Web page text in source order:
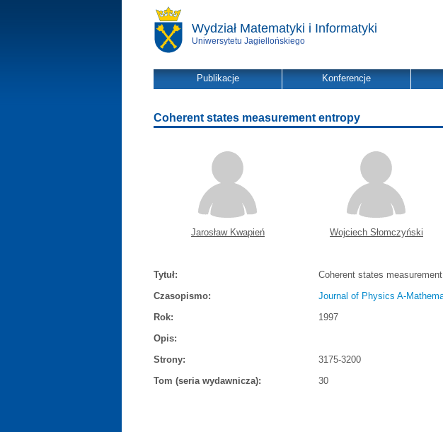
Wydział Matematyki i Informatyki
Uniwersytetu Jagiellońskiego
Publikacje Konferencje
Coherent states measurement entropy
Jarosław Kwapień Wojciech Słomczyński
Tytuł:
Coherent states
Czasopismo:
Journal of Physics A-
Rok:
1997
Opis:
Strony:
3175-3200
Tom (seria wydawnicza):
30